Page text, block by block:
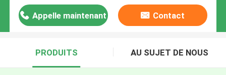
Appelle maintenant Contact
PRODUITS AU SUJET DE NOUS